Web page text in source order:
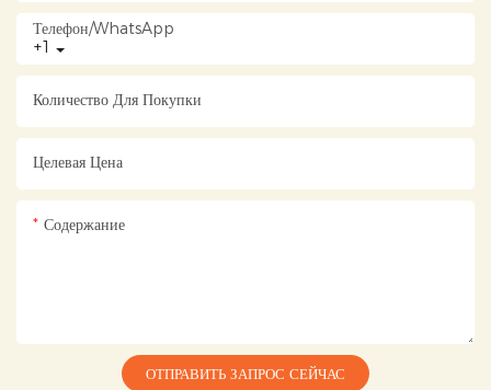
+1
Телефон/WhatsApp
Количество Для Покупки
Целевая Цена
Содержание
ОТПРАВИТЬ ЗАПРОС СЕЙЧАС